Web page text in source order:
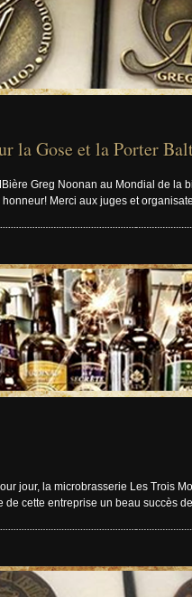
la Gose et la Porter
Greg Noonan au Mondial de la
honneur! Merci aux juges et
jour, la microbrasserie Les Trois
de cette entreprise un beau succès